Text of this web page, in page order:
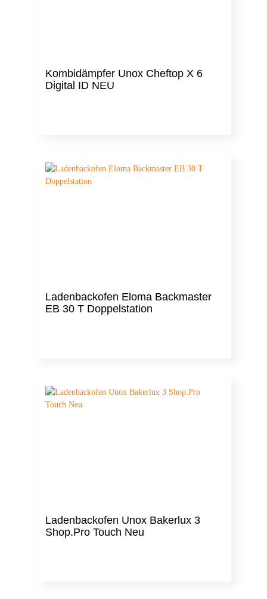
Kombidämpfer Unox Cheftop X 6
Digital ID NEU
Ladenbackofen Eloma Backmaster
EB 30 T Doppelstation
Ladenbackofen Unox Bakerlux 3
Shop.Pro Touch Neu